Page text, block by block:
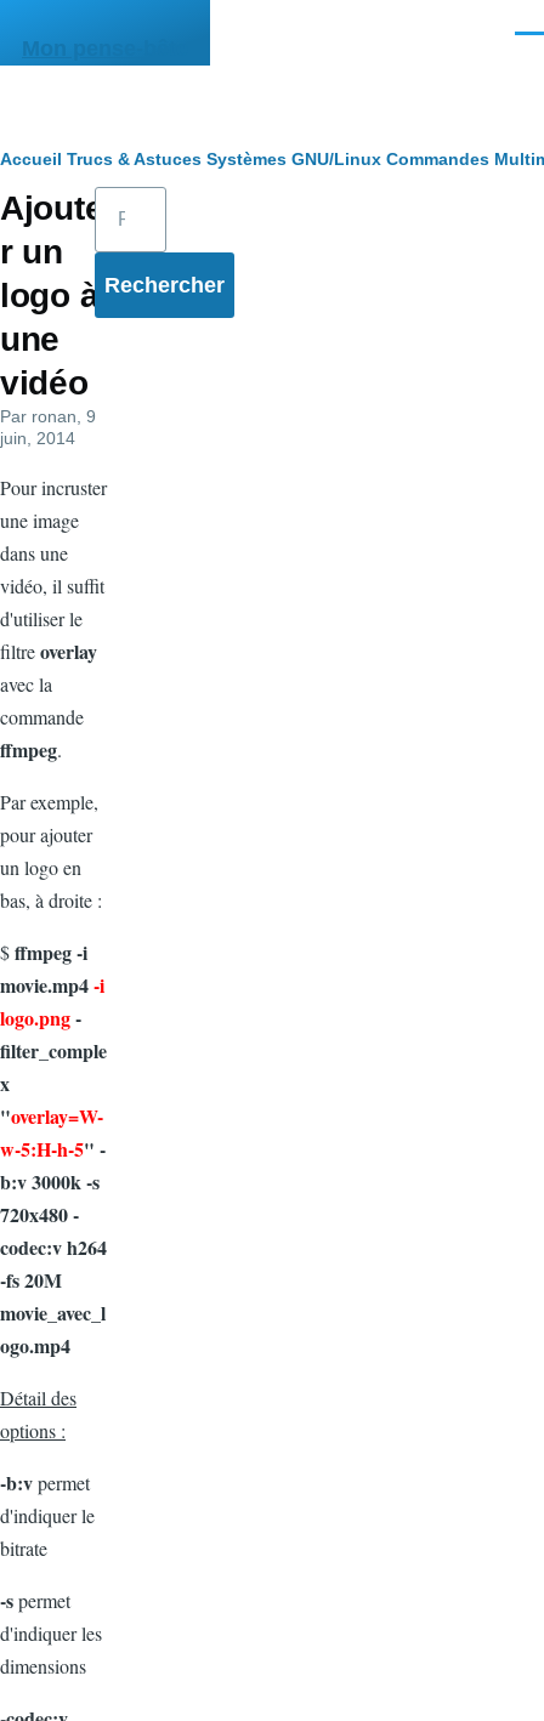
Mon pense-bête
Fil
d'Ariane
Accueil Trucs & Astuces Systèmes GNU/Linux Commandes
Ajoute
r un
logo à
une
vidéo
Par ronan , 9
juin, 2014
Pour incruster
une image
dans une
vidéo, il suffit
d'utiliser le
filtreoverlay
avec la
commande
ffmpeg.
Par exemple,
pour ajouter
un logo en
bas, à droite :
$ffmpeg -i
movie.mp4-i
logo.png-
filter_comple
x
"overlay=W-
w-5:H-h-5" -
b:v 3000k -s
720x480 -
codec:v h264
-fs 20M
movie_avec_l
ogo.mp4
Détail des
options :
-b:vpermet
d'indiquer le
bitrate
-spermet
d'indiquer les
dimensions
Rechercher